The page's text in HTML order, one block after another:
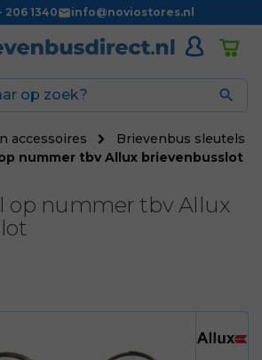
206 1340 info@noviostores.nl

accessoires
Brievenbus sleutels
nummer tbv Allux brievenbusslot
op nummer tbv Allux